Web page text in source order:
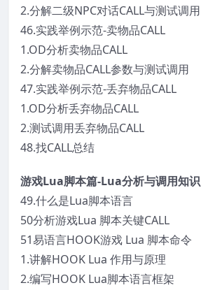
2.分解二级NPC对话CALL与测试调用
46.实践举例示范-卖物品CALL
1.OD分析卖物品CALL
2.分解卖物品CALL参数与测试调用
47.实践举例示范-丢弃物品CALL
1.OD分析丢弃物品CALL
2.测试调用丢弃物品CALL
48.找CALL总结
游戏Lua脚本篇-Lua分析与调用知识
49.什么是Lua脚本语言
50分析游戏Lua 脚本关键CALL
51易语言HOOK游戏 Lua 脚本命令
1.讲解HOOK Lua 作用与原理
2.编写HOOK Lua脚本语言框架